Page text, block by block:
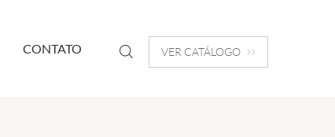
CONTATO VER CATÁLOGO